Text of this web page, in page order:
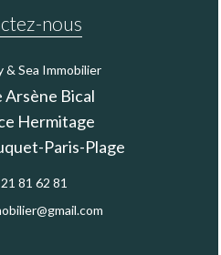
nous
& Sea Immobilier
Arsène Bical
Hermitage
Paris-Plage
81 62 81